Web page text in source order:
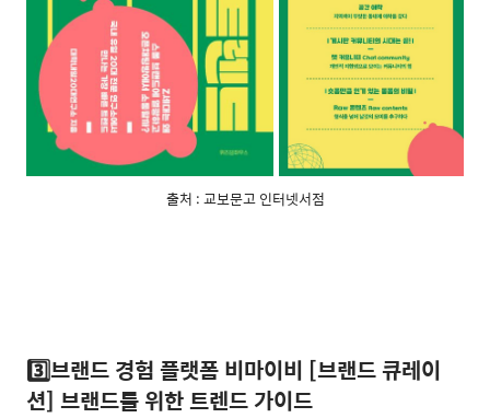
출처 : 교보문고 인터넷서점
3️⃣브랜드 경험 플랫폼비마이비 [브랜드 큐레이
션] 브랜드를 위한 트렌드 가이드